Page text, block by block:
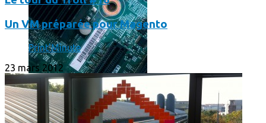
Un VM préparée pour Magento
Print'Minute
23 mars 2012